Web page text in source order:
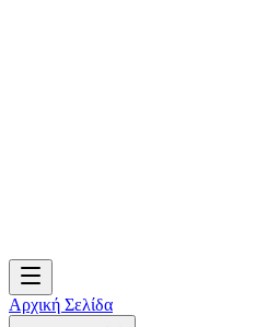
Αρχική Σελίδα